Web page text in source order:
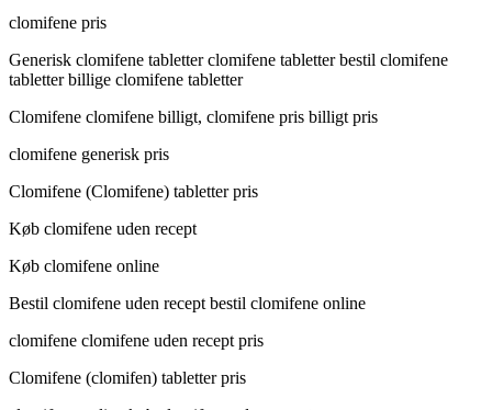
clomifene pris
Generisk clomifene tabletter clomifene tabletter bestil clomifene
tabletter billige clomifene tabletter
Clomifene clomifene billigt, clomifene pris billigt pris
clomifene generisk pris
Clomifene (Clomifene) tabletter pris
Køb clomifene uden recept
Køb clomifene online
Bestil clomifene uden recept bestil clomifene online
clomifene clomifene uden recept pris
Clomifene (clomifen) tabletter pris